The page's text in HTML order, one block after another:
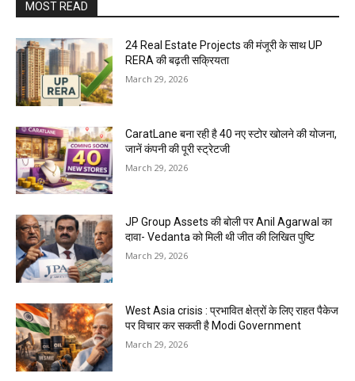
MOST READ
24 Real Estate Projects की मंजूरी के साथ UP
RERA की बढ़ती सक्रियता
March 29, 2026
CaratLane बना रही है 40 नए स्टोर खोलने की योजना,
जानें कंपनी की पूरी स्ट्रेटजी
March 29, 2026
JP Group Assets की बोली पर Anil Agarwal का
दावा- Vedanta को मिली थी जीत की लिखित पुष्टि
March 29, 2026
West Asia crisis : प्रभावित क्षेत्रों के लिए राहत पैकेज
पर विचार कर सकती है Modi Government
March 29, 2026